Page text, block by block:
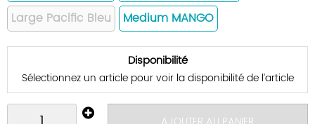
Large Pacific Bleu
Medium MANGO
Disponibilité
Sélectionnez un article pour voir la disponibilité de l’article